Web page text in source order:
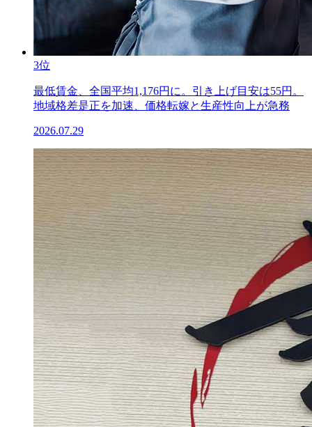
3位
最低賃金、全国平均1,176円に。引き上げ目安は55円。
地域格差是正を加速、価格転嫁と生産性向上が急務
2026.07.29